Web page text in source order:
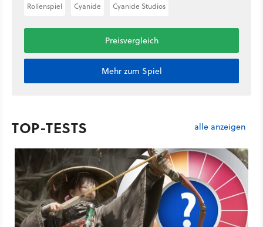
Rollenspiel Cyanide Cyanide Studios
Preisvergleich
Mehr zum Spiel
TOP-TESTS alle anzeigen